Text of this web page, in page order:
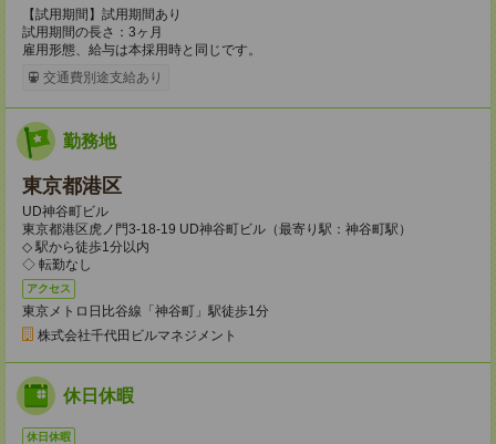
【試用期間】試用期間あり
試用期間の長さ：3ヶ月
雇用形態、給与は本採用時と同じです。
交通費別途支給あり
勤務地
東京都港区
UD神谷町ビル
東京都港区虎ノ門3‐18‐19 UD神谷町ビル（最寄り駅：神谷町駅）
◇ 駅から徒歩1分以内
◇ 転勤なし
アクセス
東京メトロ日比谷線「神谷町」駅徒歩1分
株式会社千代田ビルマネジメント
休日休暇
休日休暇